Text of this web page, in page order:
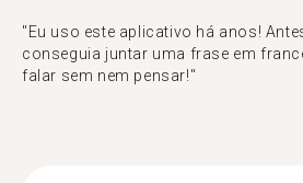
"​​Eu uso este aplicativo há anos!
conseguia juntar uma frase em
falar sem nem pensar!"